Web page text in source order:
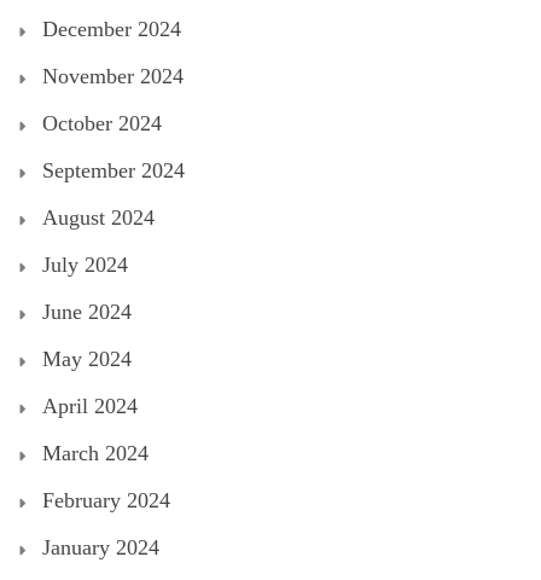
December 2024
November 2024
October 2024
September 2024
August 2024
July 2024
June 2024
May 2024
April 2024
March 2024
February 2024
January 2024